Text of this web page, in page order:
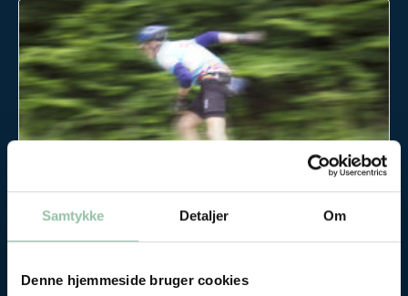
Samtykke Detaljer Om
Denne hjemmeside bruger cookies
Vægttab